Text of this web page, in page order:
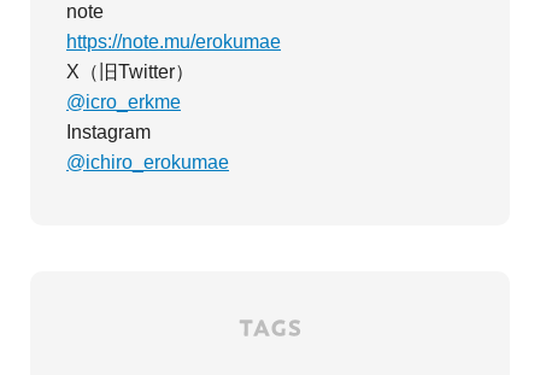
note
https://note.mu/erokumae
X（旧Twitter）
@icro_erkme
Instagram
@ichiro_erokumae